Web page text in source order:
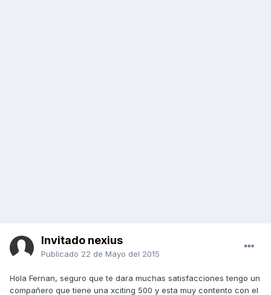
Invitado nexius
Publicado 22 de Mayo del 2015
Hola Fernan, seguro que te dara muchas satisfacciones tengo un
compañero que tiene una xciting 500 y esta muy contento con el